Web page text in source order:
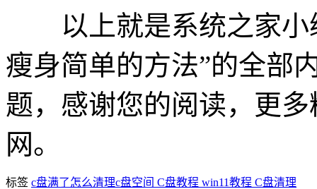
以上就是系统之家小
瘦身简单的方法”的全部
题，感谢您的阅读，更
网。
标签 c盘满了怎么清理c盘空间 C盘教程 win11教程 C盘清理